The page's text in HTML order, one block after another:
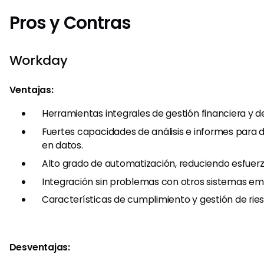
Pros y Contras
Workday
Ventajas:
Herramientas integrales de gestión financiera y
Fuertes capacidades de análisis e informes para
en datos.
Alto grado de automatización, reduciendo
Integración sin problemas con otros sistemas
Características de cumplimiento y gestión de
Desventajas: